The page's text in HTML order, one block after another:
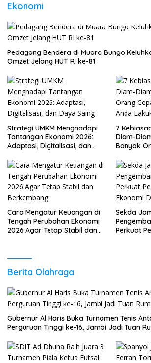
Ekonomi
Pedagang Bendera di Muara Bungo
Omzet Jelang HUT RI ke-81
Strategi UMKM Menghadapi
Tantangan Ekonomi 2026:
Adaptasi, Digitalisasi, dan
7
Diam-
Banyak
Cara Mengatur Keuangan di
Tengah Perubahan Ekonomi
2026 Agar Tetap Stabil dan
Sekda
Perkuat
Berita Olahraga
Gubernur Al Haris Buka Turnamen Tenis
Perguruan Tinggi ke-16, Jambi Jadi Tuan